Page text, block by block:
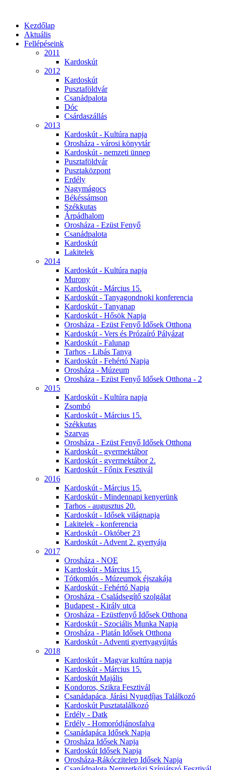
Kezdőlap
Aktuális
Fellépéseink
2011
Kardoskút
2012
Kardoskút
Pusztaföldvár
Csanádpalota
Dóc
Csárdaszállás
2013
Kardoskút - Kultúra napja
Orosháza - városi könyvtár
Kardoskút - nemzeti ünnep
Pusztaföldvár
Pusztaközpont
Erdély
Nagymágocs
Békéssámson
Székkutas
Árpádhalom
Orosháza - Ezüst Fenyő
Csanádpalota
Kardoskút
Lakitelek
2014
Kardoskút - Kultúra napja
Murony
Kardoskút - Március 15.
Kardoskút - Tanyagondnoki konferencia
Kardoskút - Tanyanap
Kardoskút - Hősök Napja
Orosháza - Ezüst Fenyő Idősek Otthona
Kardoskút - Vers és Prózaíró Pályázat
Kardoskút - Falunap
Tarhos - Libás Tanya
Kardoskút - Fehértó Napja
Orosháza - Múzeum
Orosháza - Ezüst Fenyő Idősek Otthona - 2
2015
Kardoskút - Kultúra napja
Zsombó
Kardoskút - Március 15.
Székkutas
Szarvas
Orosháza - Ezüst Fenyő Idősek Otthona
Kardoskút - gyermektábor
Kardoskút - gyermektábor 2.
Kardoskút - Főnix Fesztivál
2016
Kardoskút - Március 15.
Kardoskút - Mindennapi kenyerünk
Tarhos - augusztus 20.
Kardoskút - Idősek világnapja
Lakitelek - konferencia
Kardoskút - Október 23
Kardoskút - Advent 2. gyertyája
2017
Orosháza - NOE
Kardoskút - Március 15.
Tótkomlós - Múzeumok éjszakája
Kardoskút - Fehértó Napja
Orosháza - Családsegítő szolgálat
Budapest - Király utca
Orosháza - Ezüstfenyő Idősek Otthona
Kardoskút - Szociális Munka Napja
Orosháza - Platán Idősek Otthona
Kardoskút - Adventi gyertyagyújtás
2018
Kardoskút - Magyar kultúra napja
Kardoskút - Március 15.
Kardoskút Majális
Kondoros, Szikra Fesztivál
Csanádapáca, Járási Nyugdíjas Találkozó
Kardoskút Pusztatalálkozó
Erdély - Datk
Erdély - Homoródjánosfalva
Csanádapáca Idősek Napja
Orosháza Idősek Napja
Kardoskút Idősek Napja
Orosháza-Rákóczitelep Idősek Napja